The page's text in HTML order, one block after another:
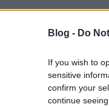
Blog - Do
If you wish to
sensitive
confirm your
continue